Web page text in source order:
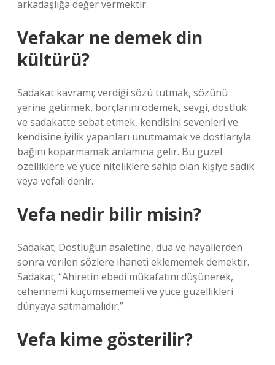
arkadaşlığa değer vermektir.
Vefakar ne demek din
kültürü?
Sadakat kavramı; verdiği sözü tutmak, sözünü
yerine getirmek, borçlarını ödemek, sevgi, dostluk
ve sadakatte sebat etmek, kendisini sevenleri ve
kendisine iyilik yapanları unutmamak ve dostlarıyla
bağını koparmamak anlamına gelir. Bu güzel
özelliklere ve yüce niteliklere sahip olan kişiye sadık
veya vefalı denir.
Vefa nedir bilir misin?
Sadakat; Dostluğun asaletine, dua ve hayallerden
sonra verilen sözlere ihaneti eklememek demektir.
Sadakat; “Ahiretin ebedi mükafatını düşünerek,
cehennemi küçümsememeli ve yüce güzellikleri
dünyaya satmamalıdır.”
Vefa kime gösterilir?